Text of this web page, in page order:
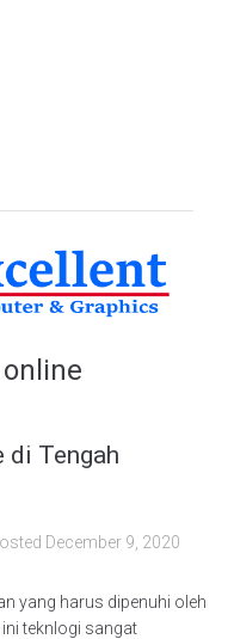
di Tengah
December 9, 2020
yang harus dipenuhi oleh
teknlogi sangat